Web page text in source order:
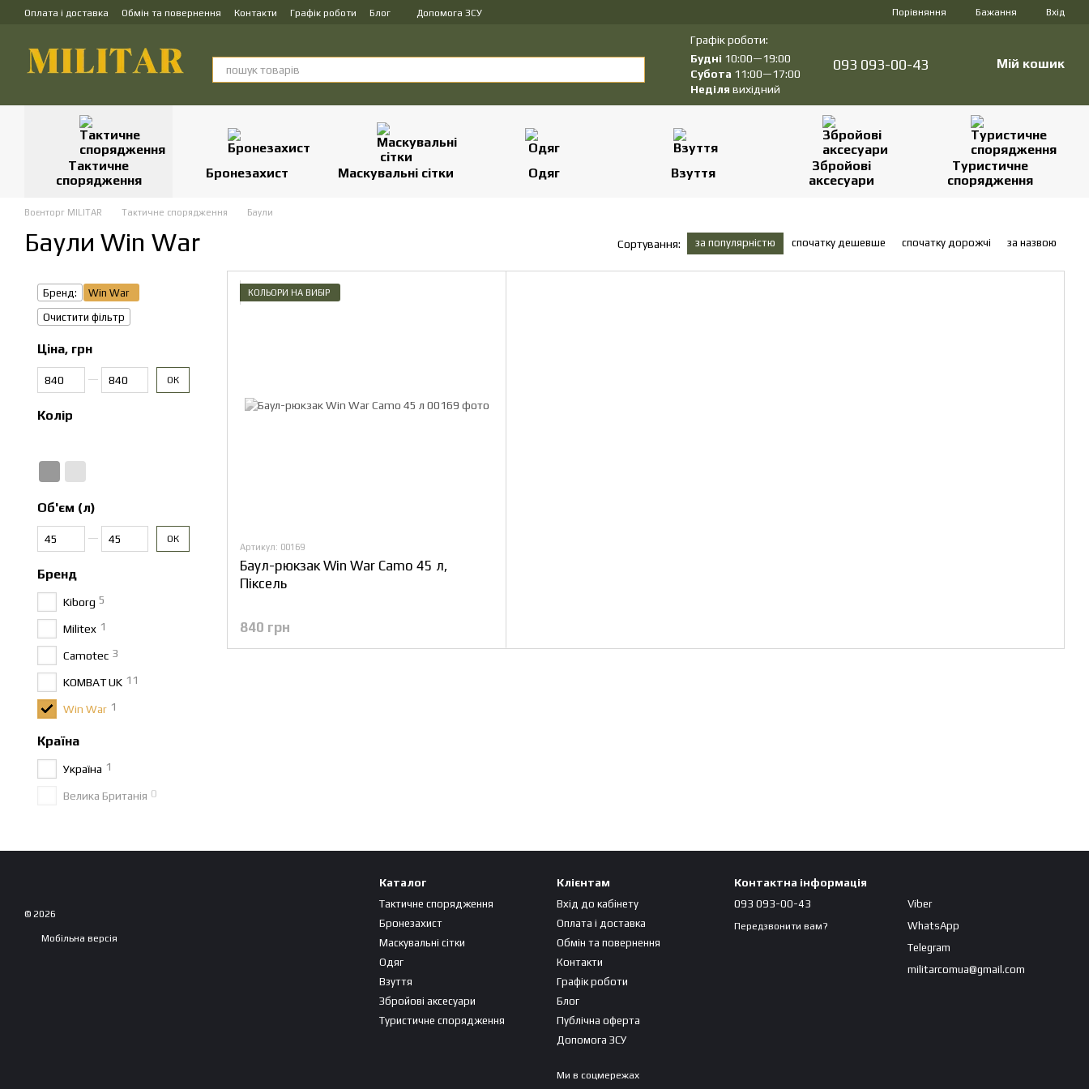
Перейти до основного контенту
Оплата і доставка Обмін та повернення Контакти Графік роботи Блог Допомога ЗСУ Порівняння Бажання Вхід
Графік роботи:
Будні 10:00—19:00
Субота 11:00—17:00
Неділя вихідний
093 093-00-43 Мій кошик
Тактичне
спорядження
Бронезахист Маскувальні сітки Одяг Взуття
Збройові
аксесуари
Туристичне
спорядження
Воєнторг MILITAR Тактичне спорядження Баули
Баули Win War Сортування: за популярністю спочатку дешевше спочатку дорожчі за назвою
КОЛЬОРИ НА ВИБІР
Артикул: 00169
Баул-рюкзак Win War Camo 45 л,
Піксель
840 грн
Бренд:
Win War
Очистити фільтр
Ціна, грн
ОК
Колір
Об'єм (л)
ОК
Бренд
Kiborg 5
Militex 1
Camotec 3
KOMBAT UK 11
Win War 1
Країна
Україна 1
Велика Британія 0
© 2026
Мобільна версія
Каталог
Тактичне спорядження
Бронезахист
Маскувальні сітки
Одяг
Взуття
Збройові аксесуари
Туристичне спорядження
Клієнтам
Вхід до кабінету
Оплата і доставка
Обмін та повернення
Контакти
Графік роботи
Блог
Публічна оферта
Допомога ЗСУ
Ми в соцмережах
Контактна інформація
093 093-00-43
Передзвонити вам?
Viber
WhatsApp
Telegram
militarcomua@gmail.com